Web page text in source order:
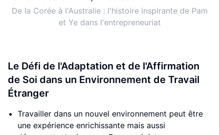
De la Corée à l'Australie : l'histoire inspirante de Pam
et Ye dans l'entrepreneuriat
Le Défi de l'Adaptation et de l'Affirmation
de Soi dans un Environnement de Travail
Étranger
Travailler dans un nouvel environnement peut être
une expérience enrichissante mais aussi